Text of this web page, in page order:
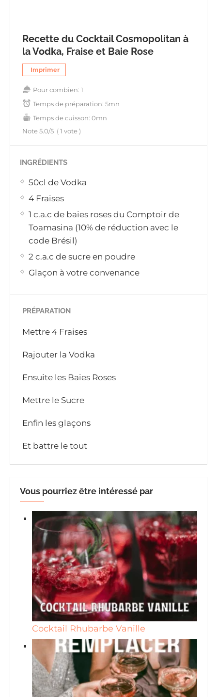
Recette du Cocktail Cosmopolitan à
la Vodka, Fraise et Baie Rose
Imprimer
Pour combien: 1
Temps de préparation: 5mn
Temps de cuisson: 0mn
Note 5.0/5 (1 vote )
INGRÉDIENTS
50cl de Vodka
4 Fraises
1 c.a.c de baies roses du Comptoir de
Toamasina (10% de réduction avec le
code Brésil)
2 c.a.c de sucre en poudre
Glaçon à votre convenance
PRÉPARATION
Mettre 4 Fraises
Rajouter la Vodka
Ensuite les Baies Roses
Mettre le Sucre
Enfin les glaçons
Et battre le tout
Vous pourriez être intéressé par
Cocktail Rhubarbe Vanille